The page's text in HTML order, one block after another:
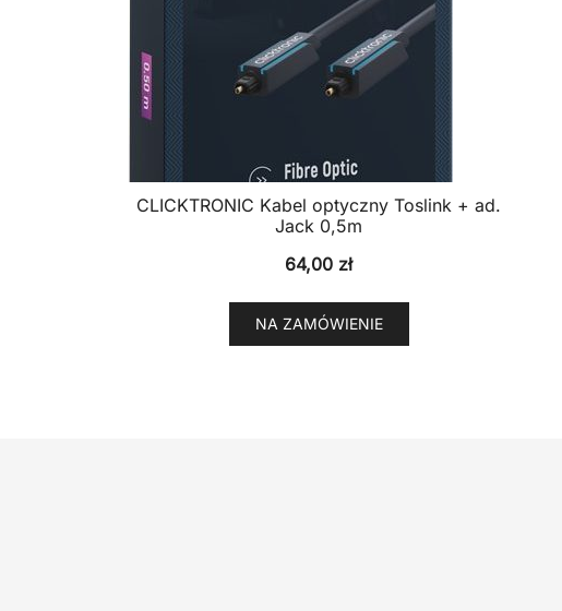
CLICKTRONIC Kabel optyczny Toslink + ad.
Jack 0,5m
64,00 zł
NA ZAMÓWIENIE